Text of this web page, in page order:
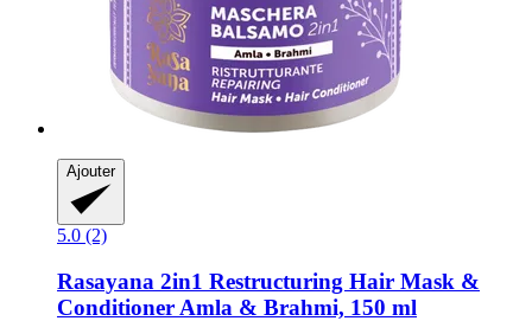
Ajouter
5.0 (2)
Rasayana 2in1 Restructuring Hair Mask &
Conditioner Amla & Brahmi, 150 ml